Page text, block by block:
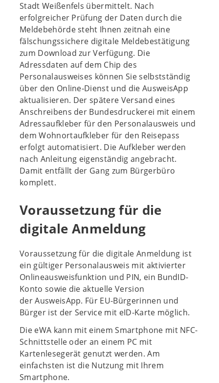
Stadt Weißenfels übermittelt. Nach
erfolgreicher Prüfung der Daten durch die
Meldebehörde steht Ihnen zeitnah eine
fälschungssichere digitale Meldebestätigung
zum Download zur Verfügung. Die
Adressdaten auf dem Chip des
Personalausweises können Sie selbstständig
über den Online‐Dienst und die AusweisApp
aktualisieren. Der spätere Versand eines
Anschreibens der Bundesdruckerei mit einem
Adressaufkleber für den Personalausweis und
dem Wohnortaufkleber für den Reisepass
erfolgt automatisiert. Die Aufkleber werden
nach Anleitung eigenständig angebracht.
Damit entfällt der Gang zum Bürgerbüro
komplett.
Voraussetzung für die
digitale Anmeldung
Voraussetzung für die digitale Anmeldung ist
ein gültiger Personalausweis mit aktivierter
Onlineausweisfunktion und PIN, ein BundID-
Konto sowie die aktuelle Version
der AusweisApp. Für EU-Bürgerinnen und
Bürger ist der Service mit eID-Karte möglich.
Die eWA kann mit einem Smartphone mit NFC-
Schnittstelle oder an einem PC mit
Kartenlesegerät genutzt werden. Am
einfachsten ist die Nutzung mit Ihrem
Smartphone.